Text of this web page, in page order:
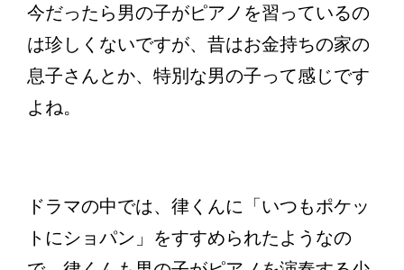
今だったら男の子がピアノを習っているの
は珍しくないですが、昔はお金持ちの家の
息子さんとか、特別な男の子って感じです
よね。
ドラマの中では、律くんに「いつもポケッ
トにショパン」をすすめられたようなの